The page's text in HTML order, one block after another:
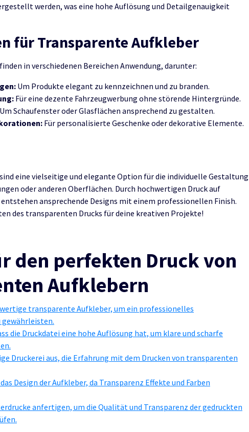
werden, was eine hohe Auflösung und Detailgenauigkeit
für Transparente Aufkleber
in verschiedenen Bereichen Anwendung, darunter:
Um Produkte elegant zu kennzeichnen und zu branden.
Für eine dezente Fahrzeugwerbung ohne störende Hintergründe.
Um Schaufenster oder Glasflächen ansprechend zu gestalten.
Für personalisierte Geschenke oder dekorative Elemente.
eine vielseitige und elegante Option für die individuelle Gestaltung
oder anderen Oberflächen. Durch hochwertigen Druck auf
ansprechende Designs mit einem professionellen Finish.
des transparenten Drucks für deine kreativen Projekte!
den perfekten Druck von
Aufklebern
transparente Aufkleber, um ein professionelles
gewährleisten.
die Druckdatei eine hohe Auflösung hat, um klare und scharfe
Druckerei aus, die Erfahrung mit dem Drucken von transparenten
Design der Aufkleber, da Transparenz Effekte und Farben
anfertigen, um die Qualität und Transparenz der gedruckten